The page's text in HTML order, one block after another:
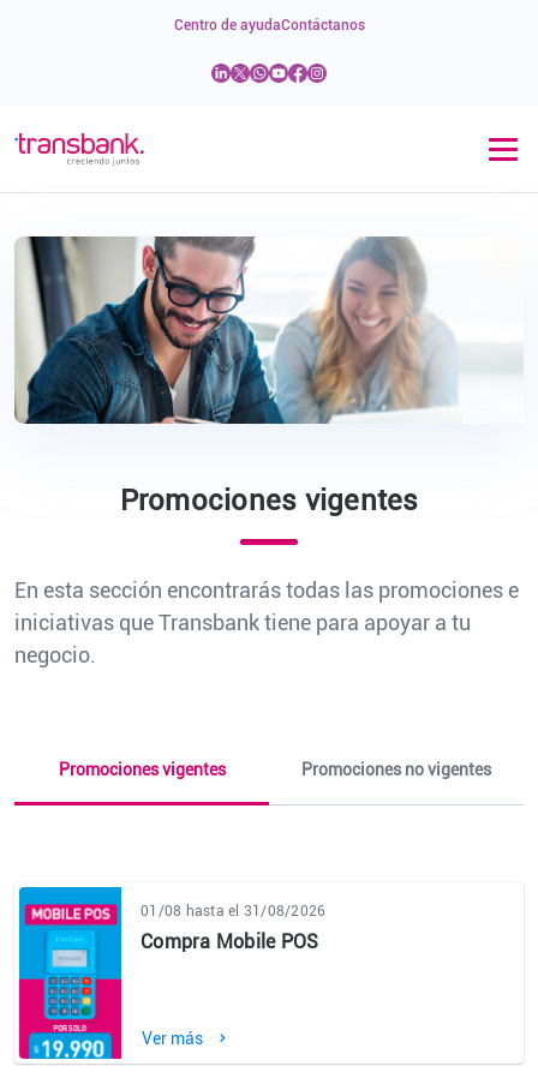
Centro de ayudaContáctanos
Promociones vigentes
En esta sección encontrarás todas las promociones e
iniciativas que Transbank tiene para apoyar a tu
negocio.
Promociones vigentes Promociones no vigentes
01/08 hasta el 31/08/2026
Compra Mobile POS
Ver más